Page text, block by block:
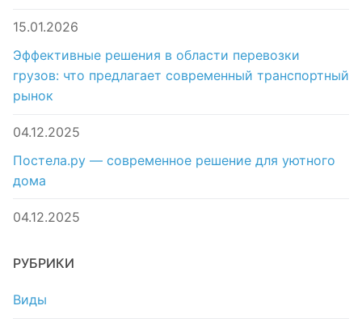
15.01.2026
Эффективные решения в области перевозки
грузов: что предлагает современный транспортный
рынок
04.12.2025
Постела.ру — современное решение для уютного
дома
04.12.2025
РУБРИКИ
Виды